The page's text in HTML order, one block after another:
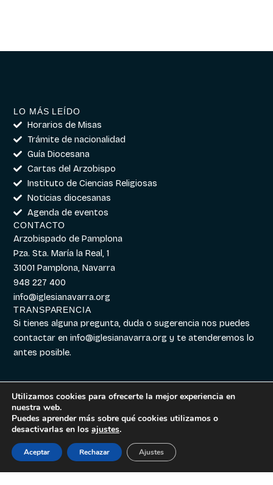
LO MÁS LEÍDO
Horarios de Misas
Trámite de nacionalidad
Guía Diocesana
Cartas del Arzobispo
Instituto de Ciencias Religiosas
Noticias diocesanas
Agenda de eventos
CONTACTO
Arzobispado de Pamplona
Pza. Sta. María la Real, 1
31001 Pamplona, Navarra
948 227 400
info@iglesianavarra.org
TRANSPARENCIA
Si tienes alguna pregunta, duda o sugerencia nos puedes
contactar eninfo@iglesianavarra.org y te atenderemos lo
antes posible.
Aviso legal|
Cookies|Política de
Utilizamos cookies para ofrecerte la mejor experiencia en
nuestra web.
Puedes aprender más sobre qué cookies utilizamos o
desactivarlas en los ajustes.
Aceptar Rechazar Ajustes